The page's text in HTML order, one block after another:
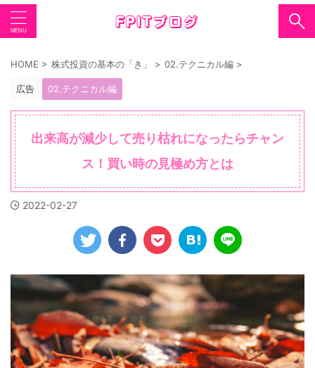
HOME > 株式投資の基本の「き」 > 02.テクニカル編 >
広告 02.テクニカル編
出来高が減少して売り枯れになったらチャン
ス！買い時の見極め方とは
2022-02-27